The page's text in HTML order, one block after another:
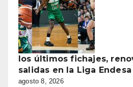
los últimos fichajes,
salidas en la Liga
agosto 8, 2026